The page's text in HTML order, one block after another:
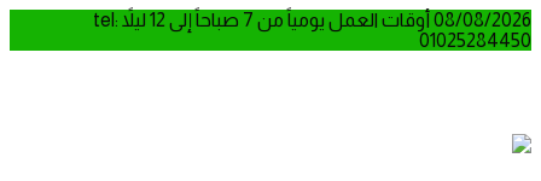
08/08/2026 أوقات العمل يومياً من 7 صباحاً إلى 12 ليلاً
tel:
01025284450